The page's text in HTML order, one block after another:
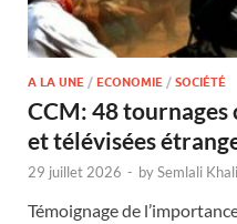
A LA UNE / ECONOMIE / SOCIÉTÉ
CCM: 48
et télévisées
29 juillet 2026 - bySemlali
Témoignage de